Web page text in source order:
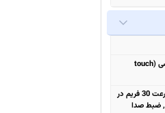
1/2.6" اندازه سنسور, ثبت اطلاعات مکانی (geo-tagging), فوکوس لمسی (touch
فیلم برداری 2160p با سرعت 30 فریم در ثانیه, فیلم برداری 1080p با سرعت 30 فریم در
ثانیه, فیلم برداری 720p با سرعت 120 فریم در ثانیه, تصویربرداری HDR, ضبط صدا